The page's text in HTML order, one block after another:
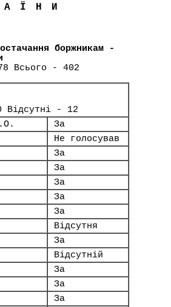
боржникам -
Всього - 402
Відсутні - 12
За
Не голосував
За
За
За
За
За
Відсутня
За
Відсутній
За
За
За